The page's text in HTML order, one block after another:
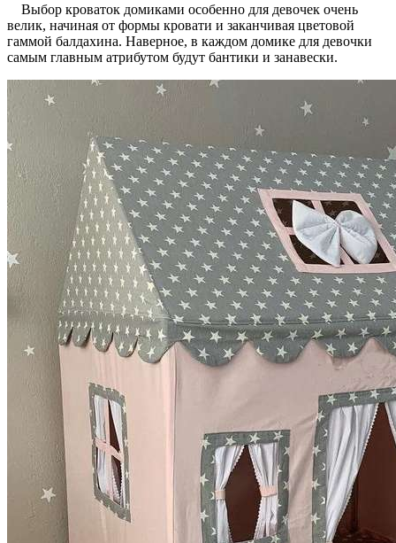
Выбор кроваток домиками особенно для девочек очень
велик, начиная от формы кровати и заканчивая цветовой
гаммой балдахина. Наверное, в каждом домике для девочки
самым главным атрибутом будут бантики и занавески.